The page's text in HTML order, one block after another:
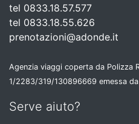
tel 0833.18.57.577
tel 0833.18.55.626
prenotazioni@adonde.it
Agenzia viaggi coperta da Polizza
1/2283/319/130896669 emessa
Serve aiuto?